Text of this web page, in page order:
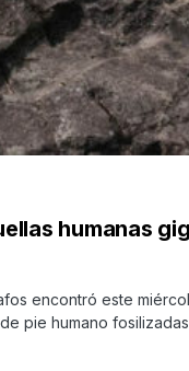
humanas
encontró este
pie humano